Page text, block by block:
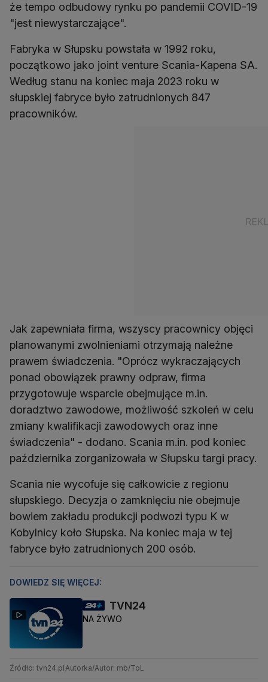
że tempo odbudowy rynku po pandemii COVID-19
"jest niewystarczające".
Fabryka w Słupsku powstała w 1992 roku,
początkowo jako joint venture Scania-Kapena SA.
Według stanu na koniec maja 2023 roku w
słupskiej fabryce było zatrudnionych 847
pracowników.
Jak zapewniała firma, wszyscy pracownicy objęci
planowanymi zwolnieniami otrzymają należne
prawem świadczenia. "Oprócz wykraczających
ponad obowiązek prawny odpraw, firma
przygotowuje wsparcie obejmujące m.in.
doradztwo zawodowe, możliwość szkoleń w celu
zmiany kwalifikacji zawodowych oraz inne
świadczenia" - dodano. Scania m.in. pod koniec
października zorganizowała w Słupsku targi pracy.
Scania nie wycofuje się całkowicie z regionu
słupskiego. Decyzja o zamknięciu nie obejmuje
bowiem zakładu produkcji podwozi typu K w
Kobylnicy koło Słupska. Na koniec maja w tej
fabryce było zatrudnionych 200 osób.
DOWIEDZ SIĘ WIĘCEJ:
TVN24
NA ŻYWO
Źródło: tvn24.plAutorka/Autor: mb/ToL